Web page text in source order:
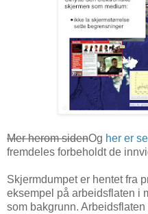
Mer herom sidenOg her er
fremdeles forbeholdt de
Skjermdumpet er hentet fra
eksempel på arbeidsflaten i
som bakgrunn.